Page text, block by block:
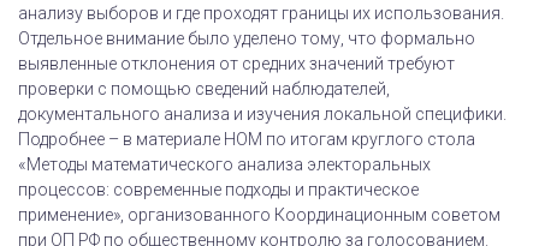
анализу выборов и где проходят границы их использования.
Отдельное внимание было уделено тому, что формально
выявленные отклонения от средних значений требуют
проверки с помощью сведений наблюдателей,
документального анализа и изучения локальной специфики.
Подробнее – в материале НОМ по итогам круглого стола
«Методы математического анализа электоральных
процессов: современные подходы и практическое
применение», организованного Координационным советом
при ОП РФ по общественному контролю за голосованием.